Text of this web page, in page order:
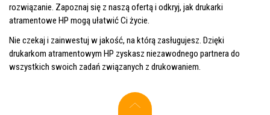
rozwiązanie. Zapoznaj się z naszą ofertą i odkryj, jak drukarki
atramentowe HP mogą ułatwić Ci życie.
Nie czekaj i zainwestuj w jakość, na którą zasługujesz. Dzięki
drukarkom atramentowym HP zyskasz niezawodnego partnera do
wszystkich swoich zadań związanych z drukowaniem.